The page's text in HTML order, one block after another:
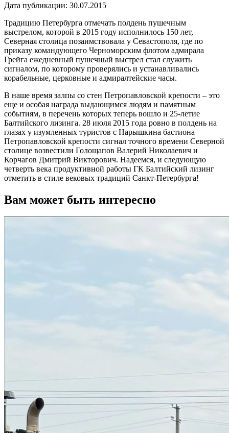
Дата публикации: 30.07.2015
Традицию Петербурга отмечать полдень пушечным
выстрелом, которой в 2015 году исполнилось 150 лет,
Северная столица позаимствовала у Севастополя, где по
приказу командующего Черноморским флотом адмирала
Грейга ежедневный пушечный выстрел стал служить
сигналом, по которому проверялись и устанавливались
корабельные, церковные и адмиралтейские часы.
В наше время залпы со стен Петропавловской крепости – это
еще и особая награда выдающимся людям и памятным
событиям, в перечень которых теперь вошло и 25-летие
Балтийского лизинга. 28 июля 2015 года ровно в полдень на
глазах у изумленных туристов с Нарышкина бастиона
Петропавловской крепости сигнал точного времени Северной
столице возвестили Голощапов Валерий Николаевич и
Корчагов Дмитрий Викторович. Надеемся, и следующую
четверть века продуктивной работы ГК Балтийский лизинг
отметить в стиле вековых традиций Санкт-Петербурга!
Вам может быть интересно